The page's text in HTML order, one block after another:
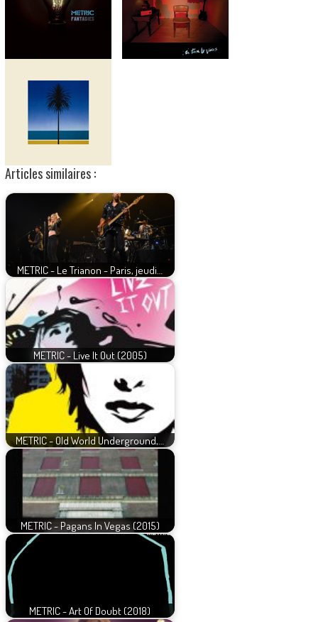
Articles similaires :
METRIC - Le Trianon - Paris, jeudi…
METRIC - Live It Out (2005)
METRIC - Old World Underground,…
METRIC - Pagans In Vegas (2015)
METRIC - Art Of Doubt (2018)